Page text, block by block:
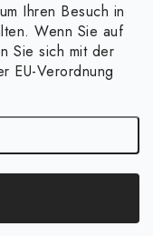
Ihren Besuch in
Wenn Sie auf
Sie sich mit der
EU-Verordnung
Cookie-Einstellungen